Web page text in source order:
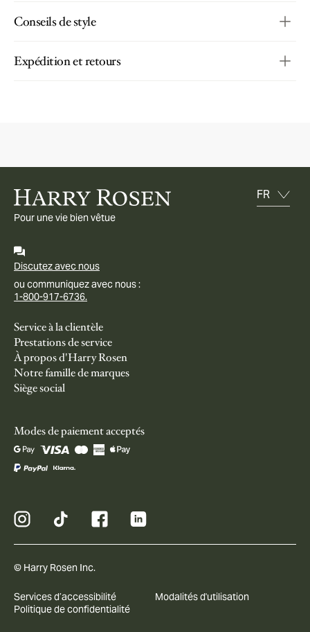
Conseils de style
Expédition et retours
Pour une vie bien vêtue
Discutez avec nous
ou communiquez avec nous :
1-800-917-6736.
Service à la clientèle
Prestations de service
À propos d'Harry Rosen
Notre famille de marques
Siège social
Modes de paiement acceptés
© Harry Rosen Inc.
Services d’accessibilité
Modalités d'utilisation
Politique de confidentialité